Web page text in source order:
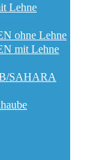
Lehne
ohne Lehne
mit Lehne
SAHARA